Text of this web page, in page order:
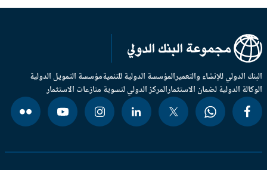
الدولي للإنشاء والتعميرالمؤسسة الدولية للتنميةمؤسسة التمويل الدولية
الدولية لضمان الاستثمارالمركز الدولي لتسوية منازعات الاستثمار